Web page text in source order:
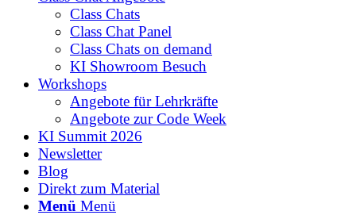
Class Chats
Class Chat Panel
Class Chats on demand
KI Showroom Besuch
Workshops
Angebote für Lehrkräfte
Angebote zur Code Week
KI Summit 2026
Newsletter
Blog
Direkt zum Material
Menü Menü